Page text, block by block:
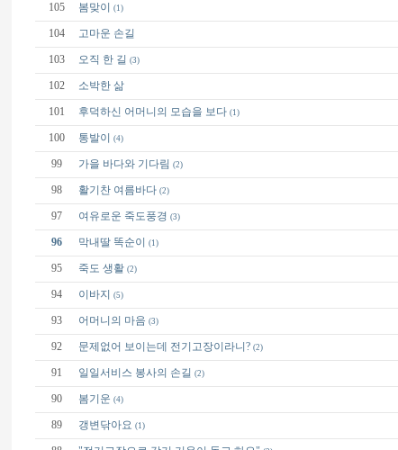
105 봄맞이 (1)
104 고마운 손길
103 오직 한 길 (3)
102 소박한 삶
101 후덕하신 어머니의 모습을 보다 (1)
100 통발이 (4)
99 가을 바다와 기다림 (2)
98 활기찬 여름바다 (2)
97 여유로운 죽도풍경 (3)
96 막내딸 똑순이 (1)
95 죽도 생활 (2)
94 이바지 (5)
93 어머니의 마음 (3)
92 문제없어 보이는데 전기고장이라니? (2)
91 일일서비스 봉사의 손길 (2)
90 봄기운 (4)
89 갱변닦아요 (1)